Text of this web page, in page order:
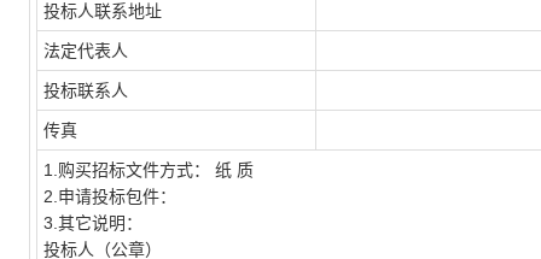
投标人联系地址
法定代表人
投标联系人
传真
1.购买招标文件方式： 纸 质
2.申请投标包件：
3.其它说明：
投标人（公章）